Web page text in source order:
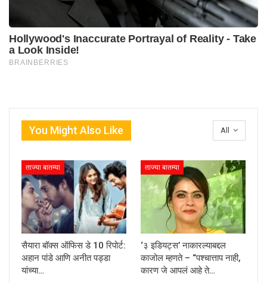
All
You Might Also Like
ताज्या बातम्या
सैयारा बॉक्स ऑफिस डे 10 रिपोर्ट:
अहान पांडे आणि अनीत पड्डा
यांच्या…
ताज्या बातम्या
‘३ इडियट्स’ नाकारल्याबद्दल
काजोल म्हणते – “पश्चात्ताप नाही,
कारण जे आपलं आहे ते…